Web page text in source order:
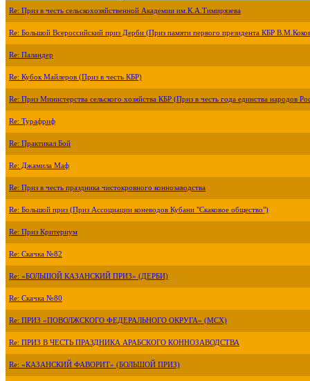
Re: Приз в честь сельскохозяйственной Академии им.К.А.Тимирязева
Re: Большой Всероссийский приз Дерби (Приз памяти первого президента КБР
Re: Паландер
Re: Кубок Майлеров (Приз в честь КБР)
Re: Приз Министерства сельского хозяйства КБР (Приз в честь года единства народов
Re: Турафриф
Re: Практикал Бой
Re: Джамила Маф
Re: Приз в честь праздника чистокровного коннозаводства
Re: Большой приз (Приз Ассоциации коневодов Кубани "Скаковое общество")
Re: Приз Критериум
Re: Скачка №82
Re: «БОЛЬШОЙ КАЗАНСКИЙ ПРИЗ» (ДЕРБИ)
Re: Скачка №80
Re: ПРИЗ «ПОВОЛЖСКОГО ФЕДЕРАЛЬНОГО ОКРУГА» (МСХ)
Re: ПРИЗ В ЧЕСТЬ ПРАЗДНИКА АРАБСКОГО КОННОЗАВОДСТВА
Re: «КАЗАНСКИЙ ФАВОРИТ» (БОЛЬШОЙ ПРИЗ)